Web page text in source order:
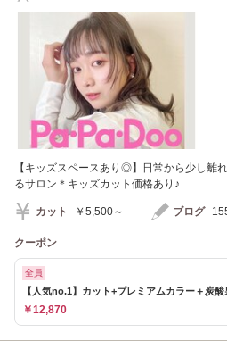
【キッズスペースあり◎】日常から少し離
るサロン＊キッズカット価格あり♪
カット ￥5,500～ ブログ
クーポン
全員
【人気no.1】カット+プレミアムカラー＋炭
￥12,870